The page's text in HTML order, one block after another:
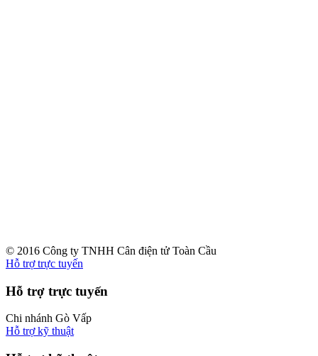
© 2016 Công ty TNHH Cân điện tử Toàn Cầu
Hỗ trợ trực tuyến
Hỗ trợ trực tuyến
Chi nhánh Gò Vấp
Hỗ trợ kỹ thuật